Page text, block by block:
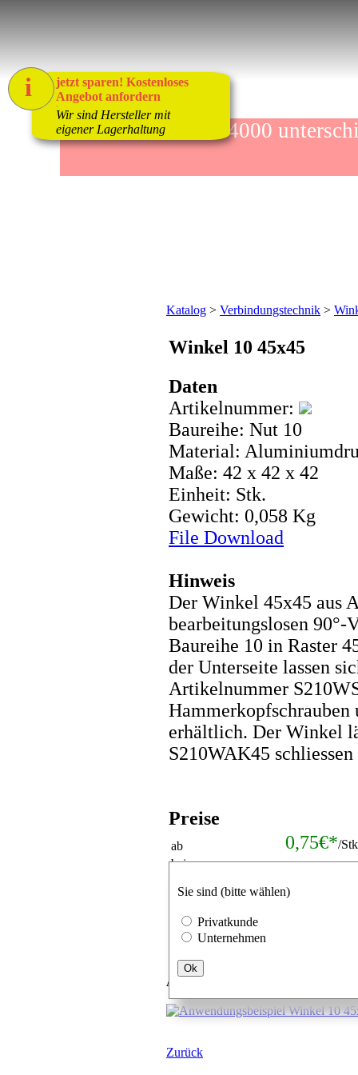
mehr als 4000
Katalog > Verbindungstechnik >
Winkel 10 45x45
Daten
Artikelnummer:
Baureihe: Nut 10
Material:
Maße: 42 x 42 x 42
Einheit: Stk.
Gewicht: 0,058 Kg
File Download
Hinweis
Der Winkel 45x45 aus
bearbeitungslosen
Baureihe 10 in Raster
der Unterseite lassen
Artikelnummer
Hammerkopfschrauben
erhältlich. Der Winkel
S210WAK45 schliessen
Preise
Sie sind (bitte wählen)
Privatkunde
Unternehmen
Ok
ab 0,75€*/
bei
Stk.
Anwendungsbeispiel
Zurück
jetzt sparen! Kostenloses
Angebot anfordern
1
Wir sind Hersteller mit
eigener Lagerhaltung
i